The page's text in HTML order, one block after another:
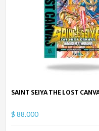
SAINT SEIYA THE LOST
$ 88.000